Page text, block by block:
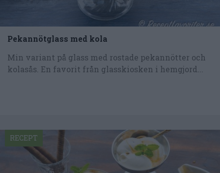
Pekannötglass med kola
Min variant på glass med rostade pekannötter och
kolasås. En favorit från glasskiosken i hemgjord...
RECEPT